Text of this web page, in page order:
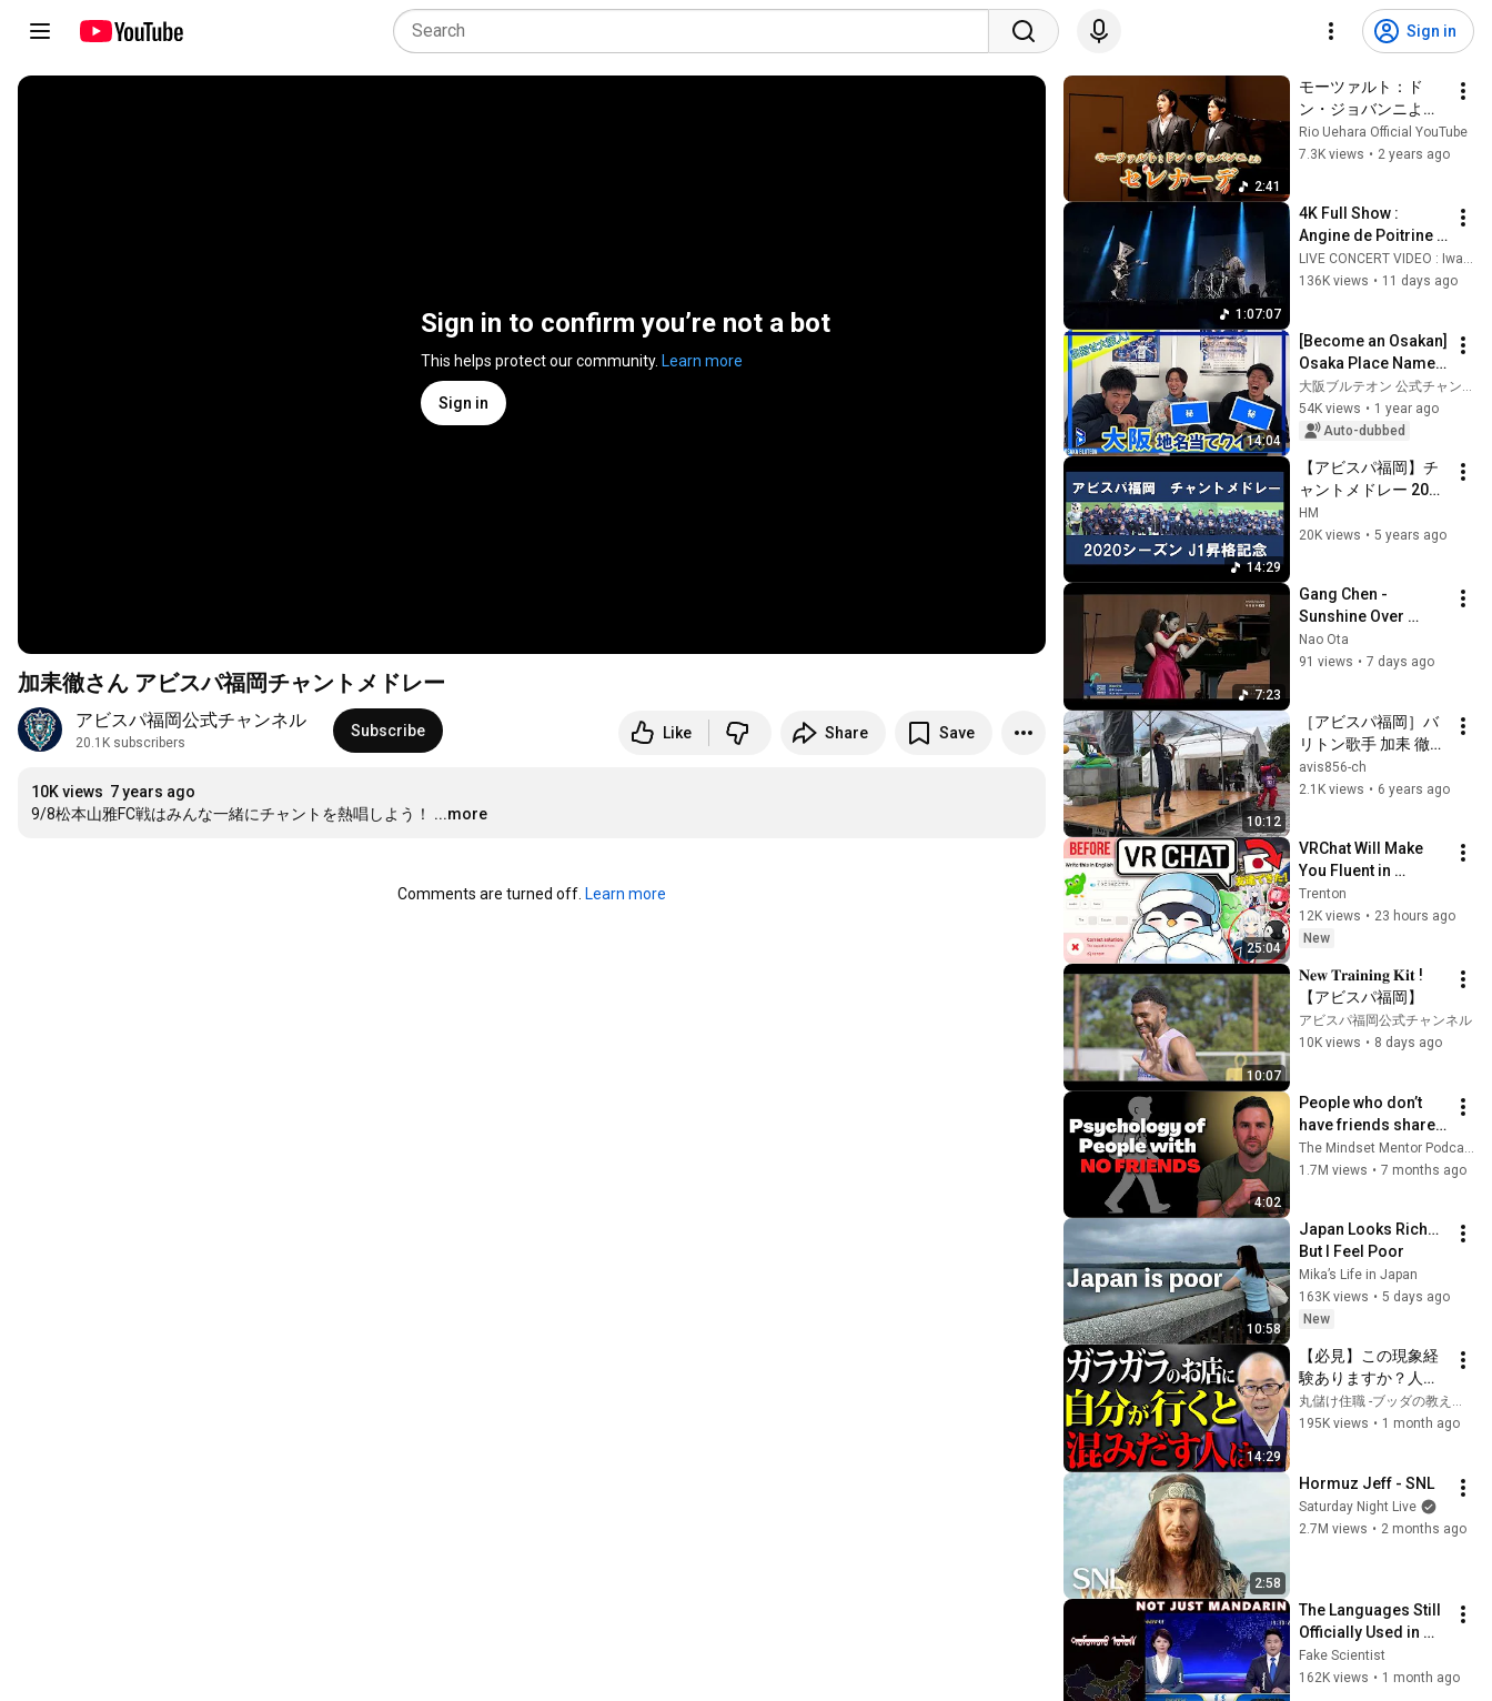
Sign in
Sign in to confirm you’re not a bot
This helps protect our community. Learn more
Sign in
加耒徹さん アビスパ福岡チャントメドレー
アビスパ福岡公式チャンネル
20.1K subscribers
Subscribe Like Share Save
10K views 7 years ago
9/8松本山雅FC戦はみんな一緒にチャントを熱唱しよう！
...more
Comments are turned off. Learn more
2:41
モーツァルト：ド
ン・ジョバンニより
セレナーデ　『加耒
徹×上原理生 デュ
Rio Uehara Official YouTube
7.3K views • 2 years ago
1:07:07
4K Full Show :
Angine de Poitrine
in Fuji Rock 2026
Day 3
LIVE CONCERT VIDEO : Iwashita Naoji
136K views • 11 days ago
14:04
[Become an Osakan]
Osaka Place Name
Quiz (Part 1)
54K views • 1 year ago
Auto-dubbed
14:29
【アビスパ福岡】チ
ャントメドレー 2020
シーズンJ1昇格Ver
HM
20K views • 5 years ago
7:23
Gang Chen -
Sunshine Over
Tashkuergan  / Nao
Ota
Nao Ota
91 views • 7 days ago
10:12
［アビスパ福岡］バ
リトン歌手 加耒 徹
（かく とおる）さん
とチャントを歌お
avis856-ch
2.1K views • 6 years ago
25:04
VRChat Will Make
You Fluent in
Japanese
Trenton
12K views • 23 hours ago
New
10:07
𝐍𝐞𝐰 𝐓𝐫𝐚𝐢𝐧𝐢𝐧𝐠 𝐊𝐢𝐭 !
【アビスパ福岡】
アビスパ福岡公式チャンネル
10K views • 8 days ago
4:02
People who don’t
have friends share
these five
personality traits
1.7M views • 7 months ago
10:58
Japan Looks Rich…
But I Feel Poor
Mika’s Life in Japan
163K views • 5 days ago
New
14:29
【必見】この現象経
験ありますか？人生
が激的に好転する人
にだけ表れるサイン
丸儲け住職 -ブッダの教えで人生好転-
195K views • 1 month ago
2:58
Hormuz Jeff - SNL
Saturday Night Live
2.7M views • 2 months ago
The Languages Still
Officially Used in
China
Fake Scientist
162K views • 1 month ago